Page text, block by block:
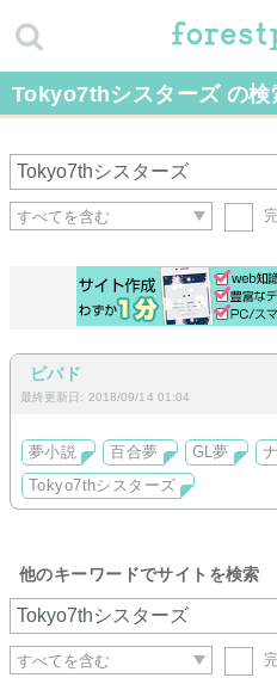
Tokyo7thシスターズ の検
ビバド
最終更新日: 2018/09/14 01:04
夢小説 百合夢 GL夢
Tokyo7thシスターズ
他のキーワードでサイトを検索